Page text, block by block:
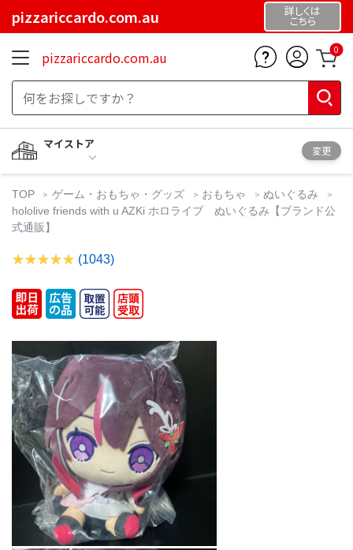
pizzariccardo.com.au 詳しくは
こちら
pizzariccardo.com.au 0
マイストア
変更
TOP ゲーム・おもちゃ・グッズ おもちゃ
ぬいぐるみ
hololive friends with u AZKi ホロライブ ぬいぐるみ【ブランド公
式通販】
(1043)